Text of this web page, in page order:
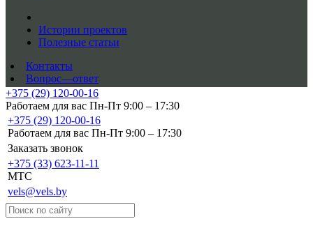
Истории проектов
Полезные статьи
Контакты
Вопрос—ответ
+375 (29) 120-00-16
Работаем для вас Пн-Пт 9:00 – 17:30
+375 (29) 120-00-16
Работаем для вас Пн-Пт 9:00 – 17:30
Заказать звонок
+375 (33) 623-11-11
MTC
vels@vels.by